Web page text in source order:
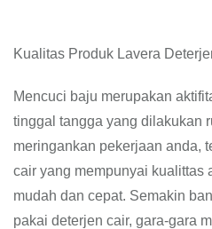
Kualitas Produk Lavera
Mencuci baju merupakan
tinggal tangga yang dilakukan
meringankan pekerjaan anda,
cair yang mempunyai kualittas
mudah dan cepat. Semakin
pakai deterjen cair, gara-gara